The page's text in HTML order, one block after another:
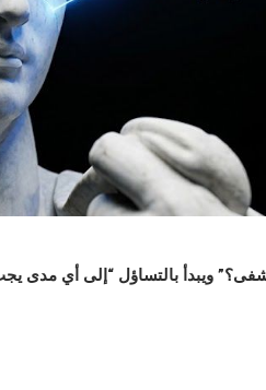
ويبدأ بالتساؤل “إلى أي مدى